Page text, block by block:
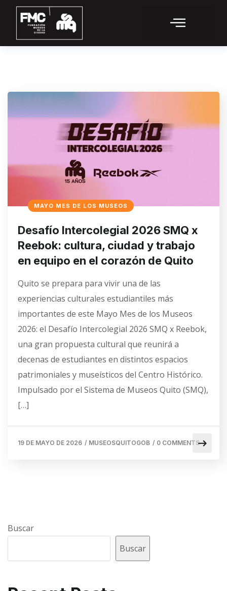
MAYO MES DE LOS MUSEOS
Desafío Intercolegial 2026 SMQ x
Reebok: cultura, ciudad y trabajo
en equipo en el corazón de Quito
Quito se prepara para vivir una de las
experiencias culturales estudiantiles más
importantes de este Mayo Mes de los Museos
2026: el Desafío Intercolegial 2026 SMQ x Reebok,
una gran propuesta cultural que reunirá a
decenas de estudiantes en distintos espacios
patrimoniales y museísticos del Centro Histórico.
Impulsado por el Sistema de Museos Quito (SMQ),
[…]
19 DE MAYO DE 2026 / MUSEOSQUITOGOB / 0 COMMENTS
Buscar
Buscar